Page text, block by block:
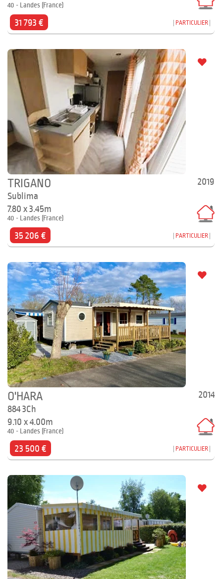
40 - Landes (France)
31 793 € PARTICULIER
2019
TRIGANO
Sublima
7.80 x 3.45m
40 - Landes (France)
35 206 € PARTICULIER
2014
O'HARA
884 3Ch
9.10 x 4.00m
40 - Landes (France)
23 500 € PARTICULIER